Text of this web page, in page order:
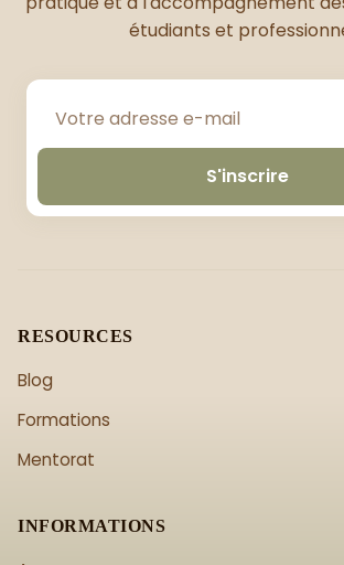
étudiants et
S'inscrire
RESOURCES
Blog
Formations
Mentorat
INFORMATIONS